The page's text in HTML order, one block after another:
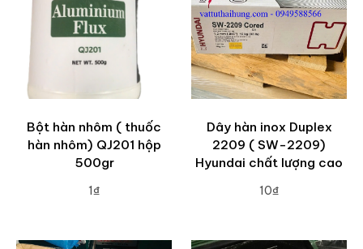
Bột hàn nhôm ( thuốc
hàn nhôm) QJ201 hộp
500gr
1₫
Dây hàn inox Duplex
2209 ( SW-2209)
Hyundai chất lượng cao
10₫